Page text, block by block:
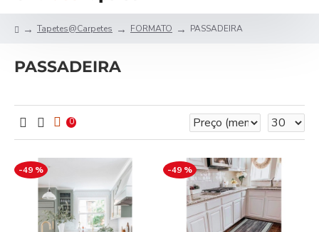
Tapetes@Carpetes FORMATO PASSADEIRA
PASSADEIRA
0
-49 % -49 %